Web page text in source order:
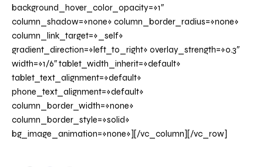
background_hover_color_opacity=»1″
column_shadow=»none» column_border_radius=»none»
column_link_target=»_self»
gradient_direction=»left_to_right» overlay_strength=»0.3″
width=»1/6″ tablet_width_inherit=»default»
tablet_text_alignment=»default»
phone_text_alignment=»default»
column_border_width=»none»
column_border_style=»solid»
bg_image_animation=»none»][/vc_column][/vc_row]